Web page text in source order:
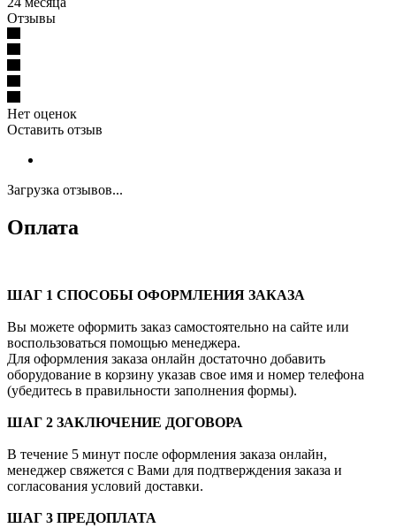
Отзывы
Нет оценок
Оставить отзыв
Загрузка отзывов...
Оплата
ШАГ 1 СПОСОБЫ ОФОРМЛЕНИЯ ЗАКАЗА
Вы можете оформить заказ самостоятельно на сайте или
воспользоваться помощью менеджера.
Для оформления заказа онлайн достаточно добавить
оборудование в корзину указав свое имя и номер телефона
(убедитесь в правильности заполнения формы).
ШАГ 2 ЗАКЛЮЧЕНИЕ ДОГОВОРА
В течение 5 минут после оформления заказа онлайн,
менеджер свяжется с Вами для подтверждения заказа и
согласования условий доставки.
ШАГ 3 ПРЕДОПЛАТА